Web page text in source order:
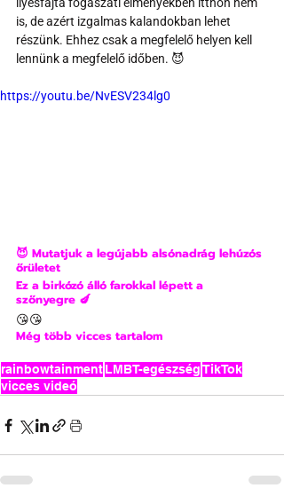
is, de azért izgalmas kalandokban lehet
részünk. Ehhez csak a megfelelő helyen kell
lennünk a megfelelő időben. 😈
https://youtu.be/NvESV234lg0
😈 Mutatjuk a legújabb alsónadrág lehúzós
őrületet
Ez a birkózó álló farokkal lépett a
szőnyegre 🍆
😘😘
Még több vicces tartalom
rainbowtainmentLMBT-egészségTikTok
vicces videó